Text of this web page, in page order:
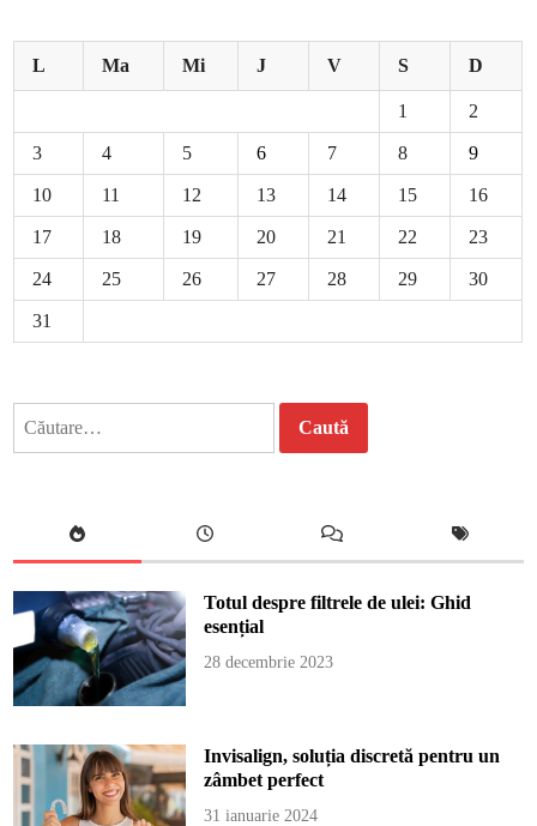
L Ma Mi J V S D
1 2
3 4 5 6 7 8 9
10 11 12 13 14 15 16
17 18 19 20 21 22 23
24 25 26 27 28 29 30
31
Totul despre filtrele de ulei: Ghid
esențial
28 decembrie 2023
Invisalign, soluția discretă pentru un
zâmbet perfect
31 ianuarie 2024